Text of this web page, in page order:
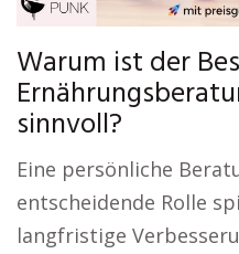
Warum ist der
sinnvoll?
Eine persönliche
entscheidende Rolle
langfristige